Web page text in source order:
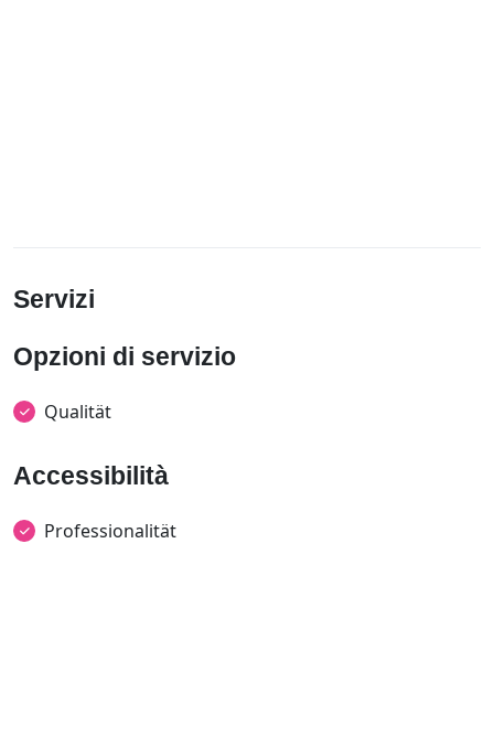
Servizi
Opzioni di servizio
Qualität
Accessibilità
Professionalität